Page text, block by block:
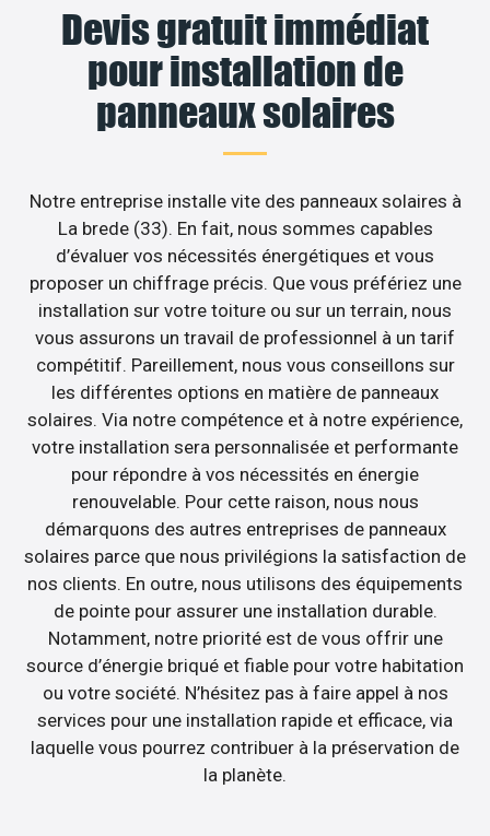
Devis gratuit immédiat
pour installation de
panneaux solaires
Notre entreprise installe vite des panneaux solaires à
La brede (33). En fait, nous sommes capables
d’évaluer vos nécessités énergétiques et vous
proposer un chiffrage précis. Que vous préfériez une
installation sur votre toiture ou sur un terrain, nous
vous assurons un travail de professionnel à un tarif
compétitif. Pareillement, nous vous conseillons sur
les différentes options en matière de panneaux
solaires. Via notre compétence et à notre expérience,
votre installation sera personnalisée et performante
pour répondre à vos nécessités en énergie
renouvelable. Pour cette raison, nous nous
démarquons des autres entreprises de panneaux
solaires parce que nous privilégions la satisfaction de
nos clients. En outre, nous utilisons des équipements
de pointe pour assurer une installation durable.
Notamment, notre priorité est de vous offrir une
source d’énergie briqué et fiable pour votre habitation
ou votre société. N’hésitez pas à faire appel à nos
services pour une installation rapide et efficace, via
laquelle vous pourrez contribuer à la préservation de
la planète.